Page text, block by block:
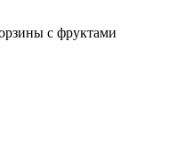
с фруктами